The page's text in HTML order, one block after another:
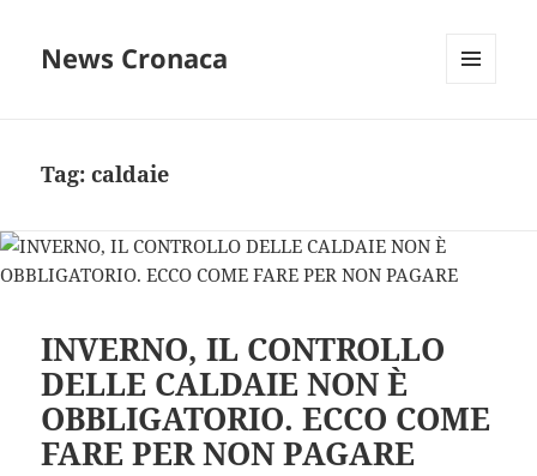
News Cronaca
Tag:caldaie
INVERNO, IL CONTROLLO
DELLE CALDAIE NON È
OBBLIGATORIO. ECCO COME
FARE PER NON PAGARE